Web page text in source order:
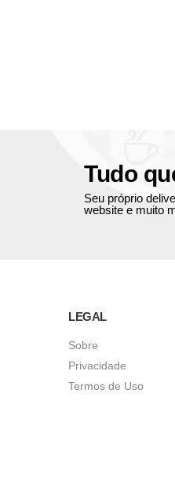
Tudo
Seu próprio
website e muito
LEGAL
Sobre
Privacidade
Termos de Uso